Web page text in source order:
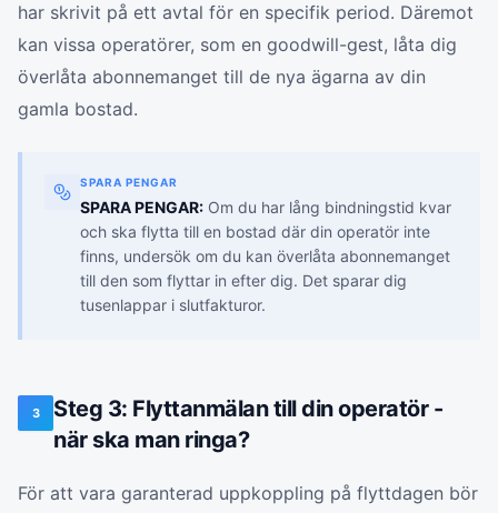
har skrivit på ett avtal för en specifik period. Däremot
kan vissa operatörer, som en goodwill-gest, låta dig
överlåta abonnemanget till de nya ägarna av din
gamla bostad.
SPARA PENGAR
SPARA PENGAR: Om du har lång bindningstid kvar
och ska flytta till en bostad där din operatör inte
finns, undersök om du kan överlåta abonnemanget
till den som flyttar in efter dig. Det sparar dig
tusenlappar i slutfakturor.
3
Steg 3: Flyttanmälan till din operatör -
när ska man ringa?
För att vara garanterad uppkoppling på flyttdagen bör